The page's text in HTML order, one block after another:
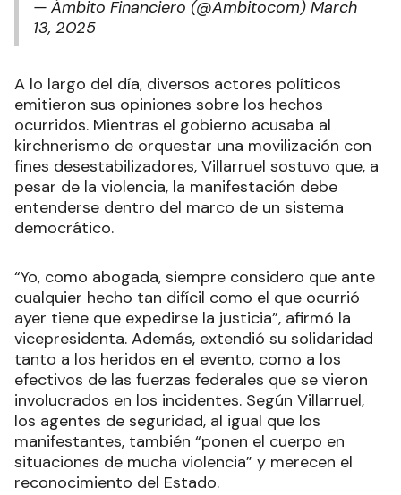
— Ámbito Financiero (@Ambitocom) March
13, 2025
A lo largo del día, diversos actores políticos
emitieron sus opiniones sobre los hechos
ocurridos. Mientras el gobierno acusaba al
kirchnerismo de orquestar una movilización con
fines desestabilizadores, Villarruel sostuvo que, a
pesar de la violencia, la manifestación debe
entenderse dentro del marco de un sistema
democrático.
“Yo, como abogada, siempre considero que ante
cualquier hecho tan difícil como el que ocurrió
ayer tiene que expedirse la justicia”, afirmó la
vicepresidenta. Además, extendió su solidaridad
tanto a los heridos en el evento, como a los
efectivos de las fuerzas federales que se vieron
involucrados en los incidentes. Según Villarruel,
los agentes de seguridad, al igual que los
manifestantes, también “ponen el cuerpo en
situaciones de mucha violencia” y merecen el
reconocimiento del Estado.